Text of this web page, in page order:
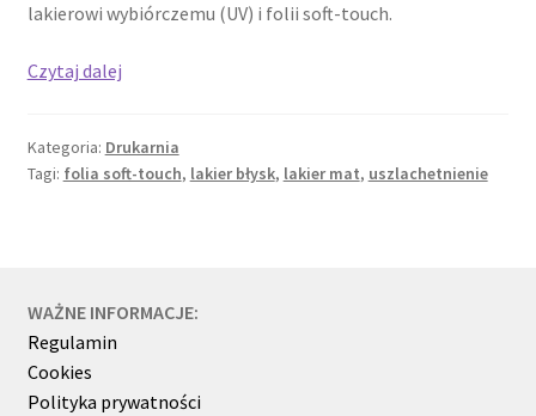
lakierowi wybiórczemu (UV) i folii soft-touch.
Czytaj dalejRodzaje
druku
offsetowym
Kategoria: Drukarnia
Tagi: folia soft-touch, lakier błysk, lakier mat, uszlachetnienie
WAŻNE INFORMACJE:
Regulamin
Cookies
Polityka prywatności